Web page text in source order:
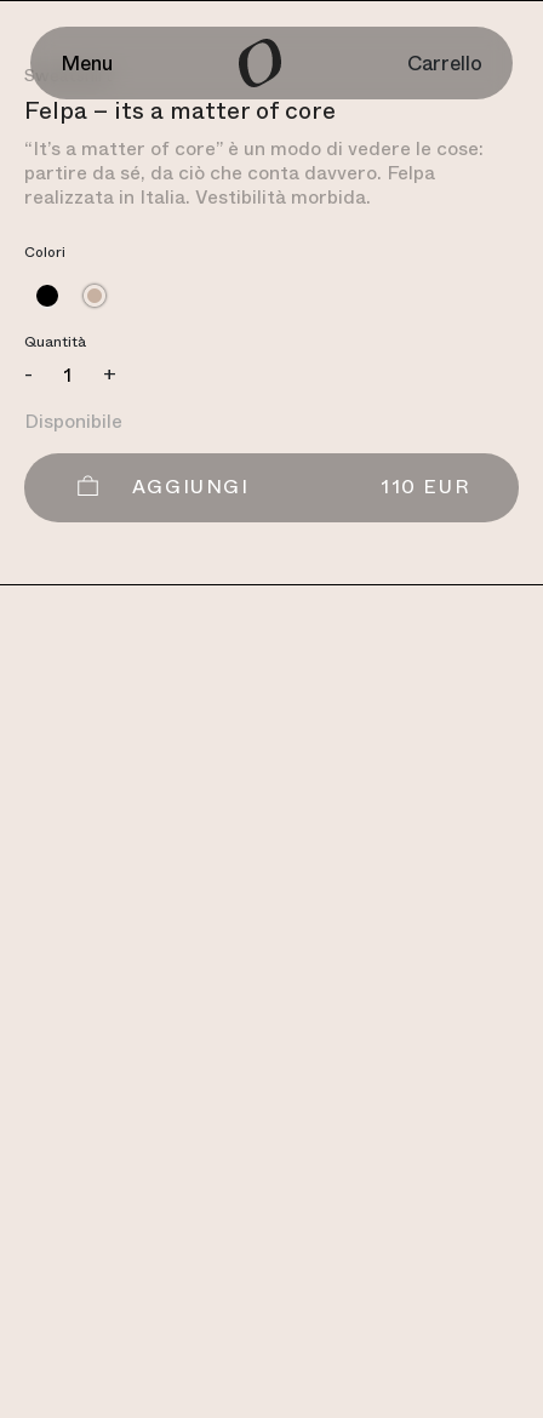
Menu Carrello
Sweatshirt
Felpa – its a matter of core
“It’s a matter of core” è un modo di vedere le cose:
partire da sé, da ciò che conta davvero. Felpa
realizzata in Italia. Vestibilità morbida.
Colori
Quantità
-Felpa
its
matter
core
+
Disponibile
AGGIUNGI 110 EUR